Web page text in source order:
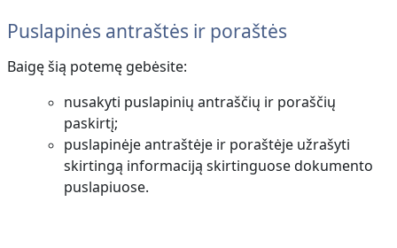
Section outline
Puslapinės antraštės ir poraštės
Baigę šią potemę gebėsite:
nusakyti puslapinių antraščių ir poraščių
paskirtį;
puslapinėje antraštėje ir poraštėje užrašyti
skirtingą informaciją skirtinguose dokumento
puslapiuose.